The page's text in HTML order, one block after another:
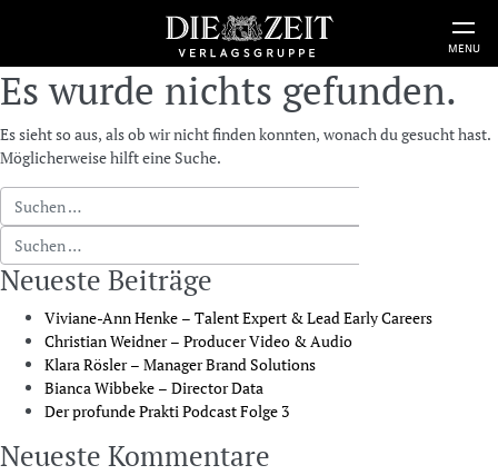
MENU
Es wurde nichts gefunden.
Es sieht so aus, als ob wir nicht finden konnten, wonach du gesucht hast.
Möglicherweise hilft eine Suche.
Suche nach:
Suche nach:
Neueste Beiträge
Viviane-Ann Henke – Talent Expert & Lead Early Careers
Christian Weidner – Producer Video & Audio
Klara Rösler – Manager Brand Solutions
Bianca Wibbeke – Director Data
Der profunde Prakti Podcast Folge 3
Neueste Kommentare